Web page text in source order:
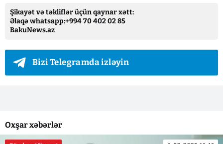
Şikayət və təkliflər üçün qaynar xətt:
Əlaqə whatsapp:+994 70 402 02 85
BakuNews.az
Bizi Telegramda izləyin
Oxşar xəbərlər